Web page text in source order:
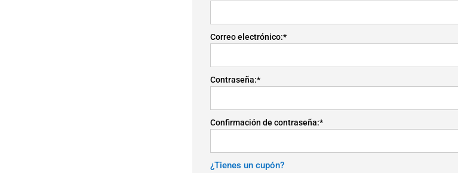
Correo electrónico:*
Contraseña:*
Confirmación de contraseña:*
¿Tienes un cupón?